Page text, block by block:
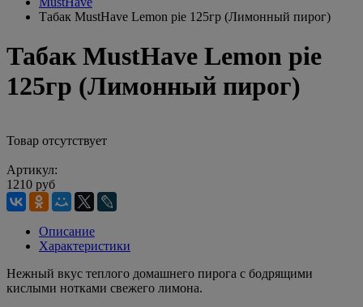
Табак MustHave Lemon pie 125гр (Лимонный пирог)
Табак MustHave Lemon pie
125гр (Лимонный пирог)
Товар отсутствует
Артикул:
1210 руб
Описание
Характеристики
Нежный вкус теплого домашнего пирога с бодрящими
кислыми нотками свежего лимона.